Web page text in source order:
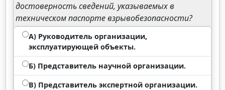
достоверность сведений, указываемых в
техническом паспорте взрывобезопасности?
А) Руководитель организации,
эксплуатирующей объекты.
Б) Представитель научной организации.
В) Представитель экспертной организации.